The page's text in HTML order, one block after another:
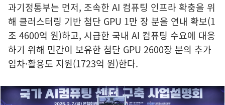
과기정통부는 먼저, 조속한 AI 컴퓨팅 인프라 확충을 위
해 클러스터링 기반 첨단 GPU 1만 장 분을 연내 확보(1
조 4600억 원)하고, 시급한 국내 AI 컴퓨팅 수요에 대응
하기 위해 민간이 보유한 첨단 GPU 2600장 분의 추가
임차·활용도 지원(1723억 원)한다.